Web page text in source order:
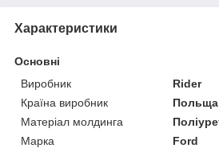
Характеристики
Основні
Виробник
Rider
Країна виробник
Польща
Матеріал молдинга
Марка
Ford